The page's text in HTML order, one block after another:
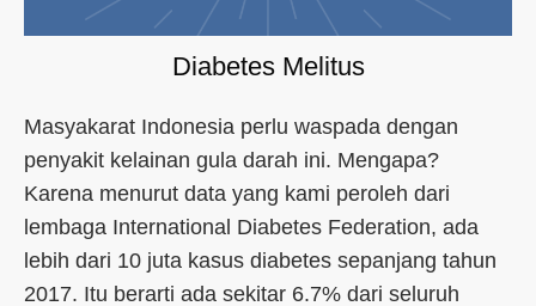
Diabetes Melitus
Masyakarat Indonesia perlu waspada dengan
penyakit kelainan gula darah ini. Mengapa?
Karena menurut data yang kami peroleh dari
lembaga International Diabetes Federation, ada
lebih dari 10 juta kasus diabetes sepanjang tahun
2017. Itu berarti ada sekitar 6.7% dari seluruh